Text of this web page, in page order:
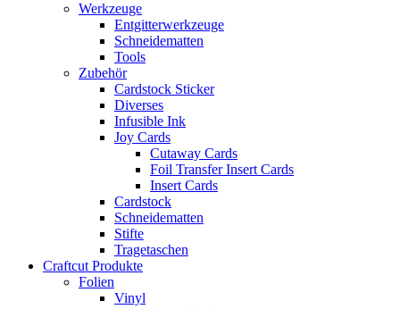
Werkzeuge
Entgitterwerkzeuge
Schneidematten
Tools
Zubehör
Cardstock Sticker
Diverses
Infusible Ink
Joy Cards
Cutaway Cards
Foil Transfer Insert Cards
Insert Cards
Cardstock
Schneidematten
Stifte
Tragetaschen
Craftcut Produkte
Folien
Vinyl